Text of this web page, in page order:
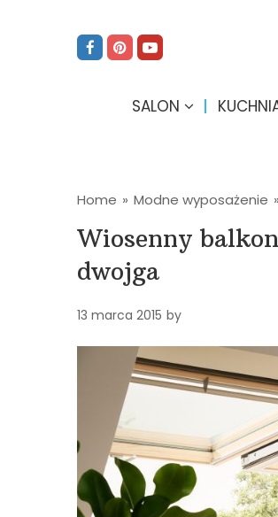
SALON
Home » Modne wyposażenie »
Wiosenny
dwojga
13 marca 2015 by